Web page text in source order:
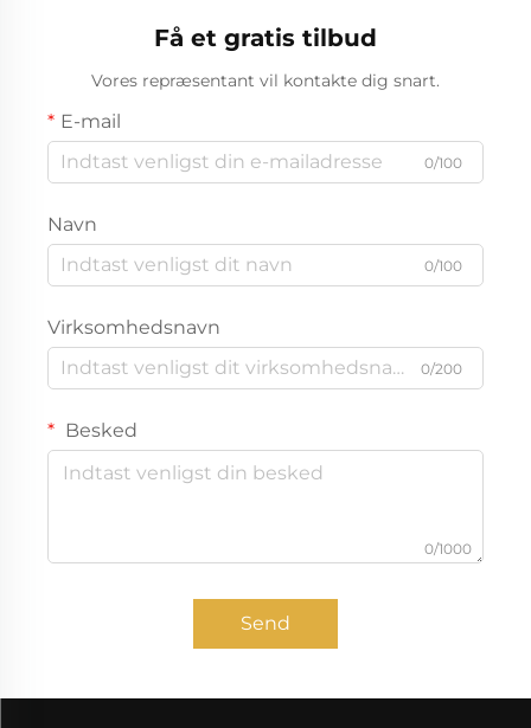
Få et gratis tilbud
Vores repræsentant vil kontakte dig snart.
E-mail
0/100
Navn
0/100
Virksomhedsnavn
0/200
Besked
0/1000
Send